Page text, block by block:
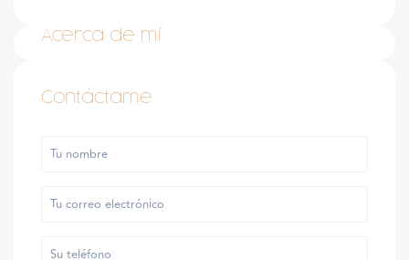
Acerca de mí
Contáctame